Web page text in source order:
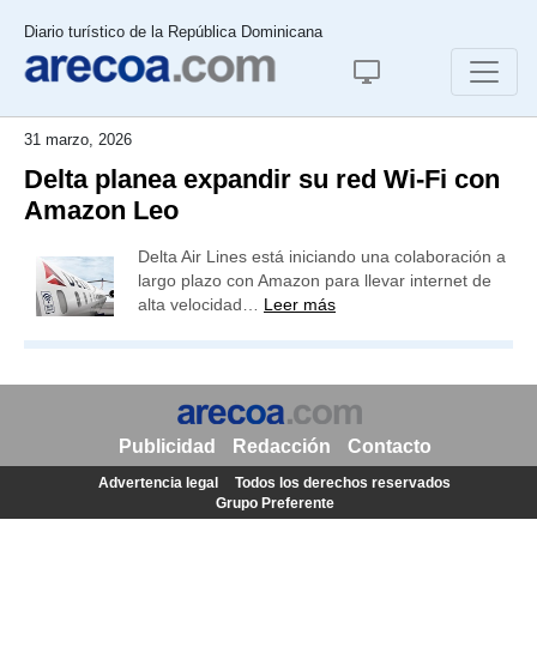
Diario turístico de la República Dominicana
31 marzo, 2026
Delta planea expandir su red Wi-Fi con
Amazon Leo
Delta Air Lines está iniciando una colaboración a
largo plazo con Amazon para llevar internet de
alta velocidad… Leer más
Publicidad Redacción Contacto
Advertencia legal
Todos los derechos reservados
Grupo Preferente